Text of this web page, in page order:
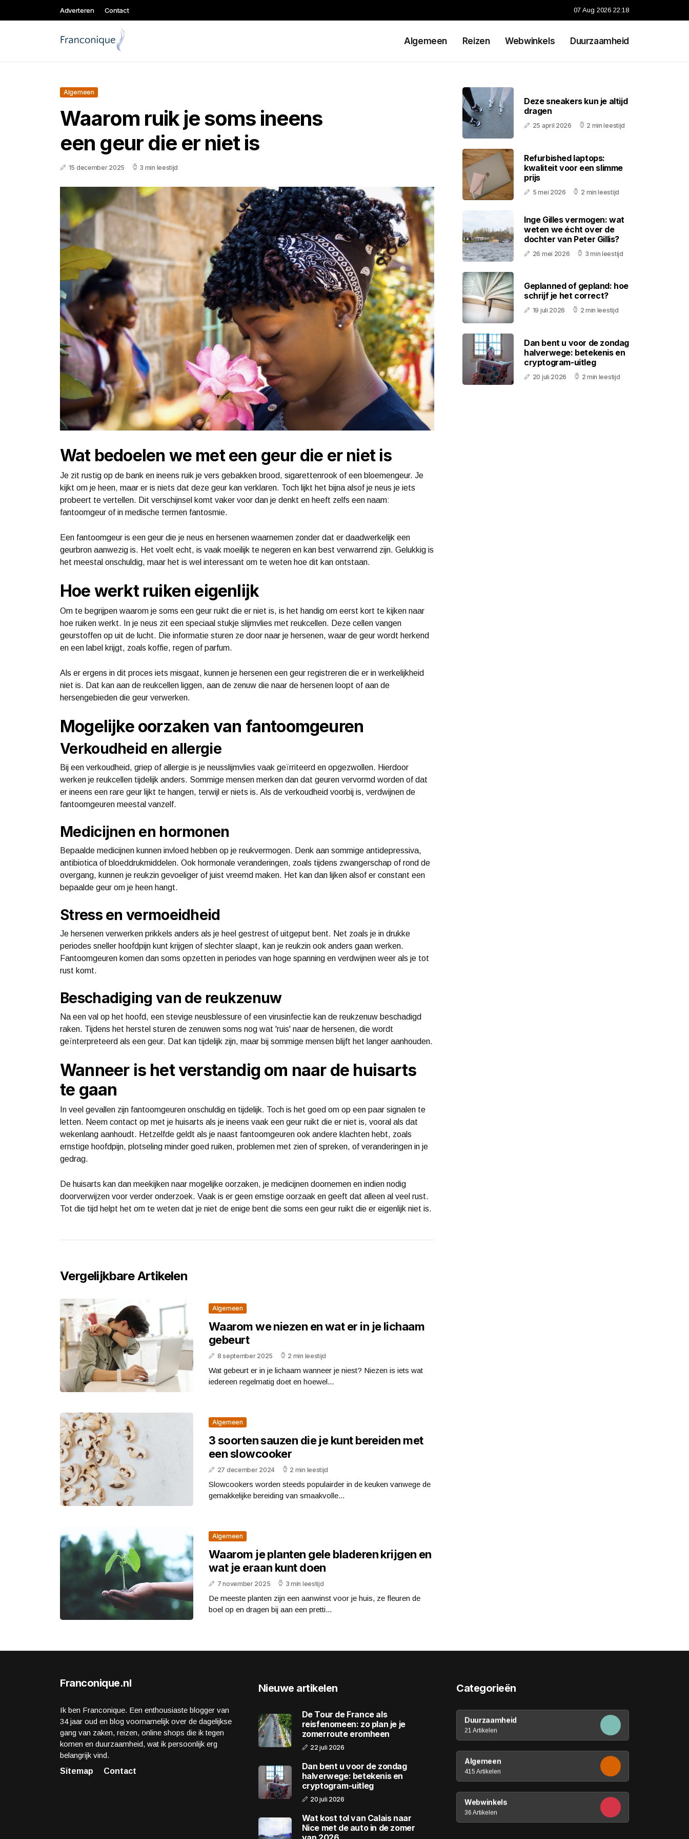
Adverteren Contact 07 Aug 2026 22:18
Algemeen Reizen Webwinkels Duurzaamheid
Algemeen
Waarom ruik je soms ineens
een geur die er niet is
15 december 2025 3 min leestijd
Wat bedoelen we met een geur die er niet is
Je zit rustig op de bank en ineens ruik je vers gebakken brood, sigarettenrook of een bloemengeur. Je
kijkt om je heen, maar er is niets dat deze geur kan verklaren. Toch lijkt het bijna alsof je neus je iets
probeert te vertellen. Dit verschijnsel komt vaker voor dan je denkt en heeft zelfs een naam:
fantoomgeur of in medische termen fantosmie.
Een fantoomgeur is een geur die je neus en hersenen waarnemen zonder dat er daadwerkelijk een
geurbron aanwezig is. Het voelt echt, is vaak moeilijk te negeren en kan best verwarrend zijn. Gelukkig is
het meestal onschuldig, maar het is wel interessant om te weten hoe dit kan ontstaan.
Hoe werkt ruiken eigenlijk
Om te begrijpen waarom je soms een geur ruikt die er niet is, is het handig om eerst kort te kijken naar
hoe ruiken werkt. In je neus zit een speciaal stukje slijmvlies met reukcellen. Deze cellen vangen
geurstoffen op uit de lucht. Die informatie sturen ze door naar je hersenen, waar de geur wordt herkend
en een label krijgt, zoals koffie, regen of parfum.
Als er ergens in dit proces iets misgaat, kunnen je hersenen een geur registreren die er in werkelijkheid
niet is. Dat kan aan de reukcellen liggen, aan de zenuw die naar de hersenen loopt of aan de
hersengebieden die geur verwerken.
Mogelijke oorzaken van fantoomgeuren
Verkoudheid en allergie
Bij een verkoudheid, griep of allergie is je neusslijmvlies vaak geïrriteerd en opgezwollen. Hierdoor
werken je reukcellen tijdelijk anders. Sommige mensen merken dan dat geuren vervormd worden of dat
er ineens een rare geur lijkt te hangen, terwijl er niets is. Als de verkoudheid voorbij is, verdwijnen de
fantoomgeuren meestal vanzelf.
Medicijnen en hormonen
Bepaalde medicijnen kunnen invloed hebben op je reukvermogen. Denk aan sommige antidepressiva,
antibiotica of bloeddrukmiddelen. Ook hormonale veranderingen, zoals tijdens zwangerschap of rond de
overgang, kunnen je reukzin gevoeliger of juist vreemd maken. Het kan dan lijken alsof er constant een
bepaalde geur om je heen hangt.
Stress en vermoeidheid
Je hersenen verwerken prikkels anders als je heel gestrest of uitgeput bent. Net zoals je in drukke
periodes sneller hoofdpijn kunt krijgen of slechter slaapt, kan je reukzin ook anders gaan werken.
Fantoomgeuren komen dan soms opzetten in periodes van hoge spanning en verdwijnen weer als je tot
rust komt.
Beschadiging van de reukzenuw
Na een val op het hoofd, een stevige neusblessure of een virusinfectie kan de reukzenuw beschadigd
raken. Tijdens het herstel sturen de zenuwen soms nog wat 'ruis' naar de hersenen, die wordt
geïnterpreteerd als een geur. Dat kan tijdelijk zijn, maar bij sommige mensen blijft het langer aanhouden.
Wanneer is het verstandig om naar de huisarts
te gaan
In veel gevallen zijn fantoomgeuren onschuldig en tijdelijk. Toch is het goed om op een paar signalen te
letten. Neem contact op met je huisarts als je ineens vaak een geur ruikt die er niet is, vooral als dat
wekenlang aanhoudt. Hetzelfde geldt als je naast fantoomgeuren ook andere klachten hebt, zoals
ernstige hoofdpijn, plotseling minder goed ruiken, problemen met zien of spreken, of veranderingen in je
gedrag.
De huisarts kan dan meekijken naar mogelijke oorzaken, je medicijnen doornemen en indien nodig
doorverwijzen voor verder onderzoek. Vaak is er geen ernstige oorzaak en geeft dat alleen al veel rust.
Tot die tijd helpt het om te weten dat je niet de enige bent die soms een geur ruikt die er eigenlijk niet is.
Vergelijkbare Artikelen
Algemeen
Waarom we niezen en wat er in je lichaam
gebeurt
8 september 2025 2 min leestijd
Wat gebeurt er in je lichaam wanneer je niest? Niezen is iets wat
iedereen regelmatig doet en hoewel...
Algemeen
3 soorten sauzen die je kunt bereiden met
een slowcooker
27 december 2024 2 min leestijd
Slowcookers worden steeds populairder in de keuken vanwege de
gemakkelijke bereiding van smaakvolle...
Algemeen
Waarom je planten gele bladeren krijgen en
wat je eraan kunt doen
7 november 2025 3 min leestijd
De meeste planten zijn een aanwinst voor je huis, ze fleuren de
boel op en dragen bij aan een pretti...
Deze sneakers kun je altijd
dragen
25 april 2026 2 min leestijd
Refurbished laptops:
kwaliteit voor een slimme
prijs
5 mei 2026 2 min leestijd
Inge Gilles vermogen: wat
weten we écht over de
dochter van Peter Gillis?
26 mei 2026 3 min leestijd
Geplanned of gepland: hoe
schrijf je het correct?
19 juli 2026 2 min leestijd
Dan bent u voor de zondag
halverwege: betekenis en
cryptogram-uitleg
20 juli 2026 2 min leestijd
Franconique.nl
Ik ben Franconique. Een enthousiaste blogger van
34 jaar oud en blog voornamelijk over de dagelijkse
gang van zaken, reizen, online shops die ik tegen
komen en duurzaamheid, wat ik persoonlijk erg
belangrijk vind.
Sitemap
Contact
Nieuwe artikelen
De Tour de France als
reisfenomeen: zo plan je je
zomerroute eromheen
22 juli 2026
Dan bent u voor de zondag
halverwege: betekenis en
cryptogram-uitleg
20 juli 2026
Wat kost tol van Calais naar
Nice met de auto in de zomer
Categorieën
Duurzaamheid
21 Artikelen
Algemeen
415 Artikelen
Webwinkels
36 Artikelen